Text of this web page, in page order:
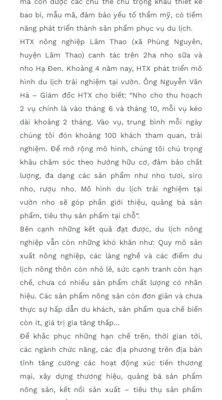
bao bì, mẫu mã, đảm bảo yếu tố thẩm mỹ, có tiềm
năng phát triển thành sản phẩm phục vụ du lịch.
HTX nông nghiệp Lâm Thao (xã Phùng Nguyên,
huyện Lâm Thao) canh tác trên 2ha nho sữa và
nho Hạ Đen. Khoảng 4 năm nay, HTX phát triển mô
hình du lịch trải nghiệm tại vườn. Ông Nguyễn Văn
Hà – Giám đốc HTX cho biết: “Nho cho thu hoạch
2 vụ chính là vào tháng 6 và tháng 10, mỗi vụ kéo
dài khoảng 2 tháng. Vào vụ, trung bình mỗi ngày
chúng tôi đón khoảng 100 khách tham quan, trải
nghiệm. Để mở rộng mô hình, chúng tôi chú trọng
khâu chăm sóc theo hướng hữu cơ, đảm bảo chất
lượng, đa dạng các sản phẩm như nho tươi, siro
nho, rượu nho. Mô hình du lịch trải nghiệm tại
vườn nho sẽ góp phần giới thiệu, quảng bá sản
phẩm, tiêu thụ sản phẩm tại chỗ”.
Bên cạnh những kết quả đạt được, du lịch nông
nghiệp vẫn còn những khó khăn như: Quy mô sản
xuất nông nghiệp, các làng nghề và các điểm du
lịch nông thôn còn nhỏ lẻ, sức cạnh tranh còn hạn
chế, chưa có nhiều sản phẩm chất lượng có nhãn
hiệu. Các sản phẩm nông sản còn đơn giản và chưa
thực sự hấp dẫn du khách, sản phẩm qua chế biến
còn ít, giá trị gia tăng thấp…
Để khắc phục những hạn chế trên, thời gian tới,
các ngành chức năng, các địa phương trên địa bàn
tỉnh tăng cường các hoạt động xúc tiến thương
mại, xây dựng thương hiệu, quảng bá sản phẩm
nông sản, kết nối sản xuất – tiêu thụ sản phẩm